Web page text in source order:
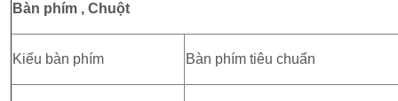
Bàn phím , Chuột
Kiểu bàn phím Bàn phím tiêu chuẩn